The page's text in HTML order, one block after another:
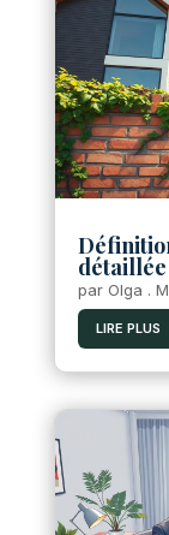
par Olga . M
LIRE PLUS